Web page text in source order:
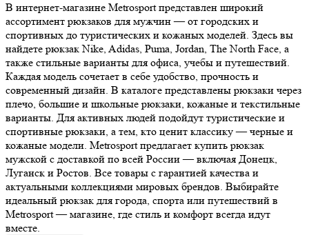
В интернет-магазине Metrosport представлен широкий
ассортимент рюкзаков для мужчин — от городских и
спортивных до туристических и кожаных моделей. Здесь вы
найдете рюкзак Nike, Adidas, Puma, Jordan, The North Face, а
также стильные варианты для офиса, учебы и путешествий.
Каждая модель сочетает в себе удобство, прочность и
современный дизайн. В каталоге представлены рюкзаки через
плечо, большие и школьные рюкзаки, кожаные и текстильные
варианты. Для активных людей подойдут туристические и
спортивные рюкзаки, а тем, кто ценит классику — черные и
кожаные модели. Metrosport предлагает купить рюкзак
мужской с доставкой по всей России — включая Донецк,
Луганск и Ростов. Все товары с гарантией качества и
актуальными коллекциями мировых брендов. Выбирайте
идеальный рюкзак для города, спорта или путешествий в
Metrosport — магазине, где стиль и комфорт всегда идут
вместе.